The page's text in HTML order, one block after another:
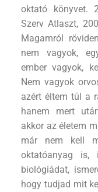
oktató könyvet.
Szerv Atlaszt,
Magamról
nem vagyok,
ember vagyok,
Nem vagyok
azért éltem túl a
hanem mert
akkor az életem
már nem kell
oktatóanyag
biológiádat,
hogy tudjad mit